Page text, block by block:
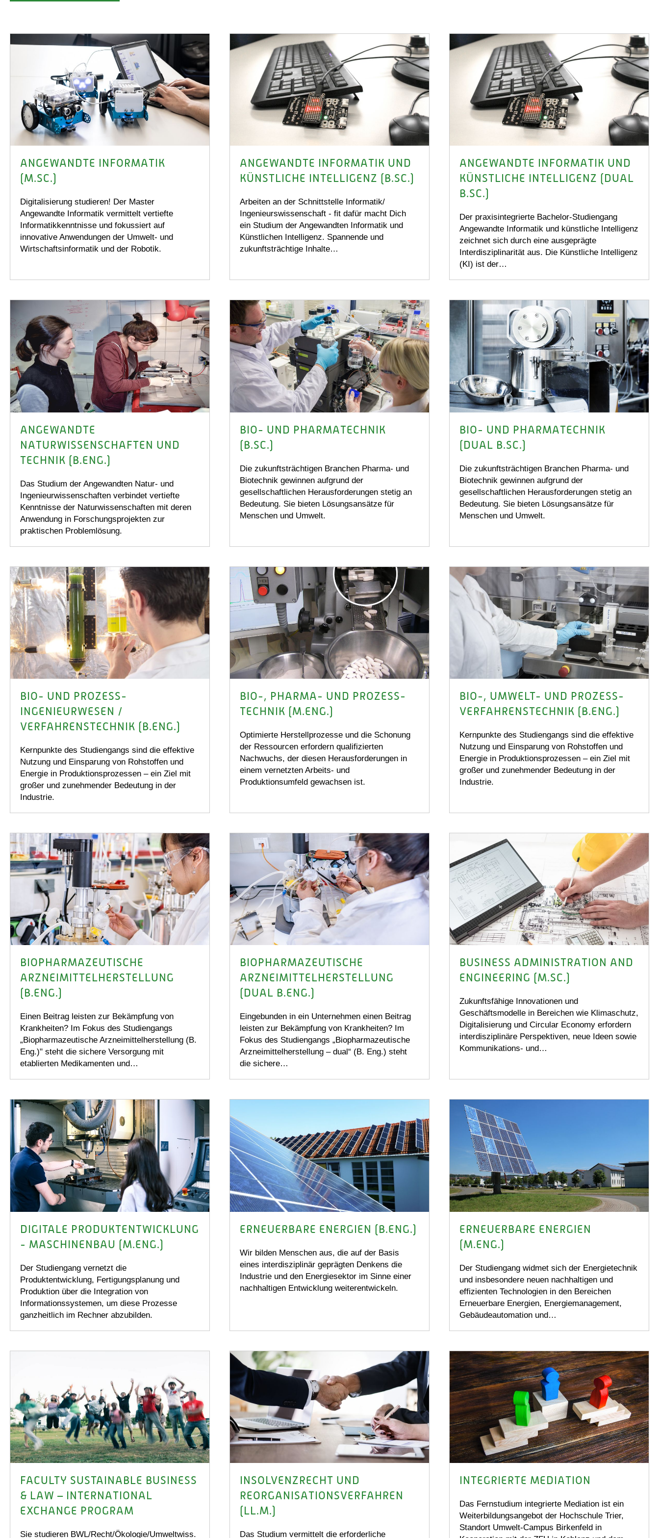
ANGEWANDTE INFORMATIK
(M.SC.)
Digitalisierung studieren! Der Master
Angewandte Informatik vermittelt vertiefte
Informatikkenntnisse und fokussiert auf
innovative Anwendungen der Umwelt- und
Wirtschaftsinformatik und der Robotik.
ANGEWANDTE INFORMATIK UND
KÜNSTLICHE INTELLIGENZ (B.SC.)
Arbeiten an der Schnittstelle Informatik/
Ingenieurswissenschaft - fit dafür macht Dich
ein Studium der Angewandten Informatik und
Künstlichen Intelligenz. Spannende und
zukunftsträchtige Inhalte…
ANGEWANDTE INFORMATIK UND
KÜNSTLICHE INTELLIGENZ (DUAL
B.SC.)
Der praxisintegrierte Bachelor-Studiengang
Angewandte Informatik und künstliche Intelligenz
zeichnet sich durch eine ausgeprägte
Interdisziplinarität aus. Die Künstliche Intelligenz
(KI) ist der…
ANGEWANDTE
NATURWISSENSCHAFTEN UND
TECHNIK (B.ENG.)
Das Studium der Angewandten Natur- und
Ingenieurwissenschaften verbindet vertiefte
Kenntnisse der Naturwissenschaften mit deren
Anwendung in Forschungsprojekten zur
praktischen Problemlösung.
BIO- UND PHARMATECHNIK
(B.SC.)
Die zukunftsträchtigen Branchen Pharma- und
Biotechnik gewinnen aufgrund der
gesellschaftlichen Herausforderungen stetig an
Bedeutung. Sie bieten Lösungsansätze für
Menschen und Umwelt.
BIO- UND PHARMATECHNIK
(DUAL B.SC.)
Die zukunftsträchtigen Branchen Pharma- und
Biotechnik gewinnen aufgrund der
gesellschaftlichen Herausforderungen stetig an
Bedeutung. Sie bieten Lösungsansätze für
Menschen und Umwelt.
BIO- UND PROZESS-
INGENIEURWESEN /
VERFAHRENS­TECHNIK (B.ENG.)
Kernpunkte des Studiengangs sind die effektive
Nutzung und Einsparung von Rohstoffen und
Energie in Produktionsprozessen – ein Ziel mit
großer und zunehmender Bedeutung in der
Industrie.
BIO-, PHARMA- UND PROZESS­
TECHNIK (M.ENG.)
Optimierte Herstellprozesse und die Schonung
der Ressourcen erfordern qualifizierten
Nachwuchs, der diesen Herausforderungen in
einem vernetzten Arbeits- und
Produktionsumfeld gewachsen ist.
BIO-, UMWELT- UND PROZESS-
VERFAHRENS­TECHNIK (B.ENG.)
Kernpunkte des Studiengangs sind die effektive
Nutzung und Einsparung von Rohstoffen und
Energie in Produktionsprozessen – ein Ziel mit
großer und zunehmender Bedeutung in der
Industrie.
BIOPHARMAZEUTISCHE
ARZNEIMITTELHERSTELLUNG
(B.ENG.)
Einen Beitrag leisten zur Bekämpfung von
Krankheiten? Im Fokus des Studiengangs
„Biopharmazeutische Arzneimittelherstellung (B.
Eng.)" steht die sichere Versorgung mit
etablierten Medikamenten und…
BIOPHARMAZEUTISCHE
ARZNEIMITTELHERSTELLUNG
(DUAL B.ENG.)
Eingebunden in ein Unternehmen einen Beitrag
leisten zur Bekämpfung von Krankheiten? Im
Fokus des Studiengangs „Biopharmazeutische
Arzneimittelherstellung – dual“ (B. Eng.) steht
die sichere…
BUSINESS ADMINISTRATION AND
ENGINEERING (M.SC.)
Zukunftsfähige Innovationen und
Geschäftsmodelle in Bereichen wie Klimaschutz,
Digitalisierung und Circular Economy erfordern
interdisziplinäre Perspektiven, neue Ideen sowie
Kommunikations- und…
DIGITALE PRODUKT­ENTWICKLUNG
- MASCHINENBAU (M.ENG.)
Der Studiengang vernetzt die
Produktentwicklung, Fertigungsplanung und
Produktion über die Integration von
Informationssystemen, um diese Prozesse
ganzheitlich im Rechner abzubilden.
ERNEUERBARE ENERGIEN (B.ENG.)
Wir bilden Menschen aus, die auf der Basis
eines interdisziplinär geprägten Denkens die
Industrie und den Energiesektor im Sinne einer
nachhaltigen Entwicklung weiterentwickeln.
ERNEUERBARE ENERGIEN
(M.ENG.)
Der Studiengang widmet sich der Energietechnik
und insbesondere neuen nachhaltigen und
effizienten Technologien in den Bereichen
Erneuerbare Energien, Energiemanagement,
Gebäudeautomation und…
FACULTY SUSTAINABLE BUSINESS
& LAW – INTERNATIONAL
EXCHANGE PROGRAM
Sie studieren BWL/Recht/Ökologie/Umweltwiss.
INSOLVENZRECHT UND
REORGANISATIONS­VERFAHREN
(LL.M.)
Das Studium vermittelt die erforderliche
INTEGRIERTE MEDIATION
Das Fernstudium integrierte Mediation ist ein
Weiterbildungsangebot der Hochschule Trier,
Standort Umwelt-Campus Birkenfeld in